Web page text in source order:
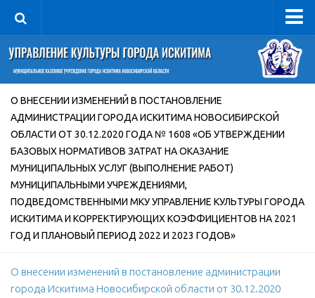
Управление
Руководитель
Сведения об организации
Структура
Фотогалерея
Документы
Учредительные документы
Правовая база
Отчеты о деятельности
О ВНЕСЕНИИ ИЗМЕНЕНИЙ В ПОСТАНОВЛЕНИЕ
АДМИНИСТРАЦИИ ГОРОДА ИСКИТИМА НОВОСИБИРСКОЙ
ОБЛАСТИ ОТ 30.12.2020 ГОДА № 1608 «ОБ УТВЕРЖДЕНИИ
БАЗОВЫХ НОРМАТИВОВ ЗАТРАТ НА ОКАЗАНИЕ
МУНИЦИПАЛЬНЫХ УСЛУГ (ВЫПОЛНЕНИЕ РАБОТ)
МУНИЦИПАЛЬНЫМИ УЧРЕЖДЕНИЯМИ,
ПОДВЕДОМСТВЕННЫМИ МКУ УПРАВЛЕНИЕ КУЛЬТУРЫ ГОРОДА
ИСКИТИМА И КОРРЕКТИРУЮЩИХ КОЭФФИЦИЕНТОВ НА 2021
ГОД И ПЛАНОВЫЙ ПЕРИОД 2022 И 2023 ГОДОВ»
О внесении изменений в постановление администрации
города Искитима Новосибирской области от 30.12.2020